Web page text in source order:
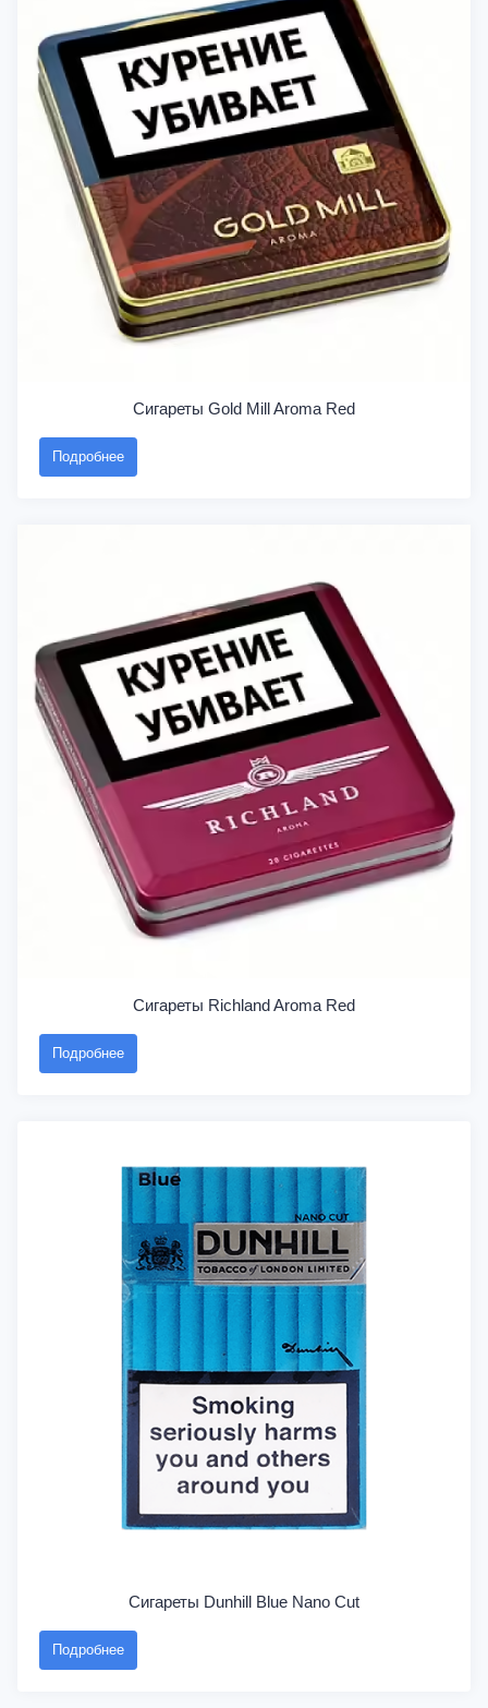
Сигареты Gold Mill Aroma Red
Подробнее
Сигареты Richland Aroma Red
Подробнее
Сигареты Dunhill Blue Nano Cut
Подробнее